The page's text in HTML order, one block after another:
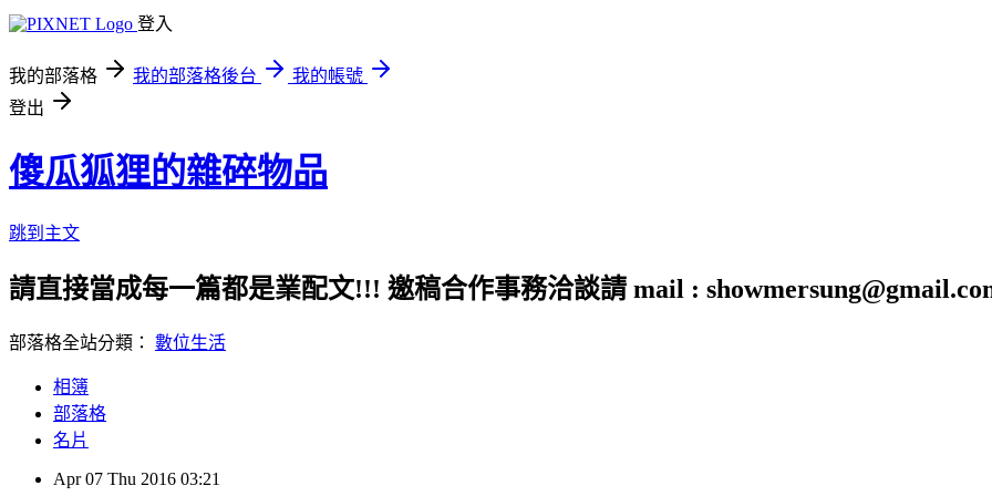
登入
我的部落格 我的部落格後台
我的帳號
登出
傻瓜狐狸的雜碎物品
跳到主文
請直接當成每一篇都是業配文!!! 邀稿合作事務洽談請 mail :
部落格全站分類： 數位生活
相簿
部落格
名片
Apr 07 Thu 2016 03:21